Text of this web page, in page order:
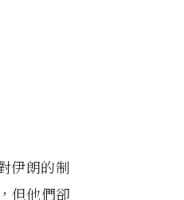
伊朗的制
但他們卻